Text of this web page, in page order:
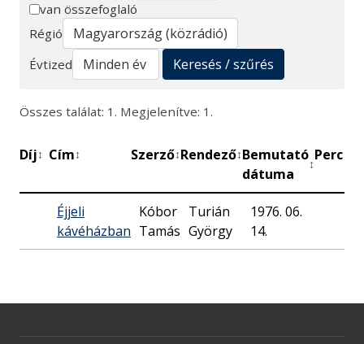
Keresés
van összefoglaló
Régió
Évtized
Keresés / szűrés
Összes találat: 1. Megjelenítve: 1.
Díj↕ Cím↕ Szerző↕Rendező↕Bemutató
dátuma
↕
Perc
Éjjeli
kávéházban
Kóbor
Tamás
Turián
György
1976. 06.
14.